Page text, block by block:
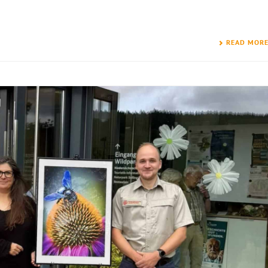
READ MORE